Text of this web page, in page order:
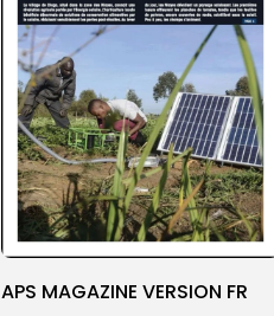
APS MAGAZINE VERSION FR